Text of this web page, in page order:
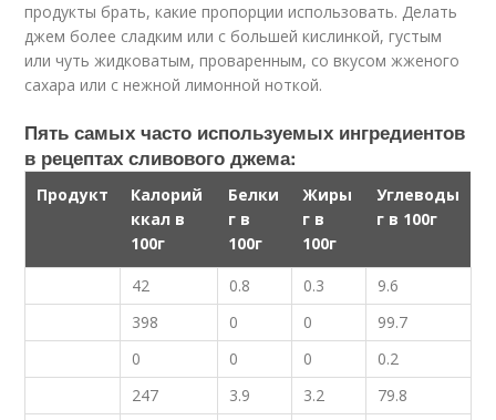
продукты брать, какие пропорции использовать. Делать
джем более сладким или с большей кислинкой, густым
или чуть жидковатым, проваренным, со вкусом жженого
сахара или с нежной лимонной ноткой.
Пять самых часто используемых ингредиентов
в рецептах сливового джема:
Продукт
Калорий
ккал в
100г
Белки
г в
100г
Жиры
г в
100г
Углеводы
г в 100г
42 0.8 0.3
9.6
398
0 0
99.7
0
0 0
0.2
247
3.9 3.2
79.8